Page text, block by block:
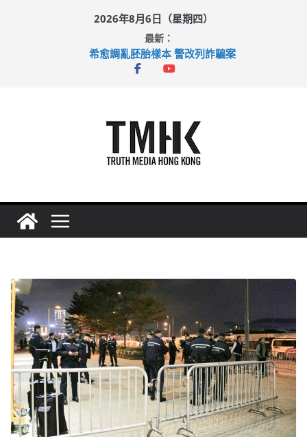
2026年8月6日（星期四）
最新：
希愈調亂胚胎樣本 警改列詐騙案
足球盛會次場激戰 祖雲達斯挫車路士